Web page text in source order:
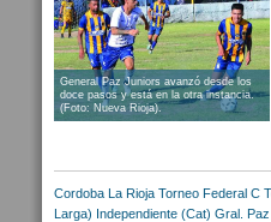
General Paz Juniors avanzó desde los
doce pasos y está en la otra instancia.
(Foto: Nueva Rioja).
Cordoba La Rioja Torneo Federal C
Larga) Independiente (Cat) Gral.